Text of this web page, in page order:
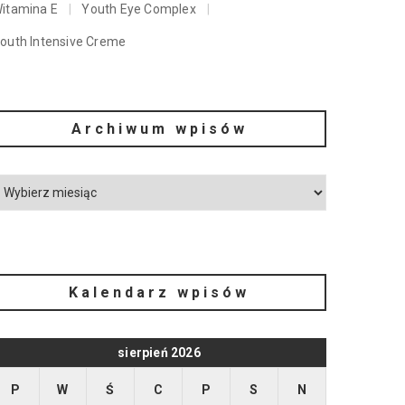
E Youth Eye Complex
Intensive Creme
Archiwum wpisów
Kalendarz wpisów
sierpień 2026
P W Ś C P S N